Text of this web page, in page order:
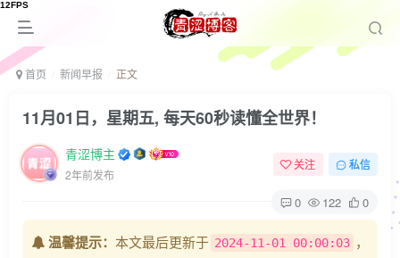
首页 新闻早报 正文
11月01日，星期五, 每天60秒读懂全世界！
青涩博主
2年前发布
关注 私信
0 122 0
温馨提示： 本文最后更新于 2024-11-01 00:00:03 ，